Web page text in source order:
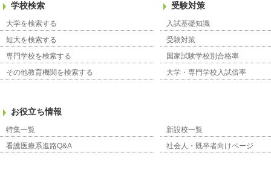
学校検索
大学を検索する
短大を検索する
専門学校を検索する
その他教育機関を検索する
受験対策
入試基礎知識
受験対策
国家試験学校別合格率
大学・専門学校入試倍率
お役立ち情報
特集一覧
新設校一覧
看護医療系進路Q&A
社会人・既卒者向けページ